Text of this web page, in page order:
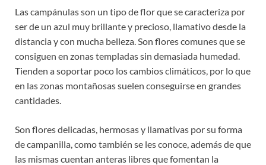
Las campánulas son un tipo de flor que se caracteriza por
ser de un azul muy brillante y precioso, llamativo desde la
distancia y con mucha belleza. Son flores comunes que se
consiguen en zonas templadas sin demasiada humedad.
Tienden a soportar poco los cambios climáticos, por lo que
en las zonas montañosas suelen conseguirse en grandes
cantidades.
Son flores delicadas, hermosas y llamativas por su forma
de campanilla, como también se les conoce, además de que
las mismas cuentan anteras libres que fomentan la